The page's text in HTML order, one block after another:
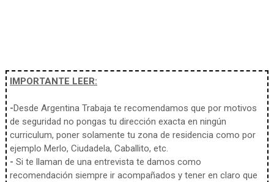
IMPORTANTE LEER:
-Desde Argentina Trabaja te recomendamos que por motivos
de seguridad no pongas tu dirección exacta en ningún
curriculum, poner solamente tu zona de residencia como por
ejemplo Merlo, Ciudadela, Caballito, etc.
- Si te llaman de una entrevista te damos como
recomendación siempre ir acompañados y tener en claro que